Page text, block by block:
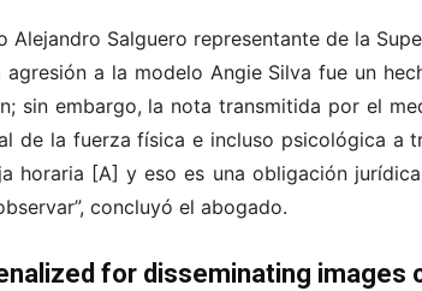
Alejandro Salguero representante de la
a la modelo Angie Silva fue un
sin embargo, la nota transmitida por el
de la fuerza física e incluso psicológica a
horaria [A] y eso es una obligación
concluyó el abogado.
for disseminating images